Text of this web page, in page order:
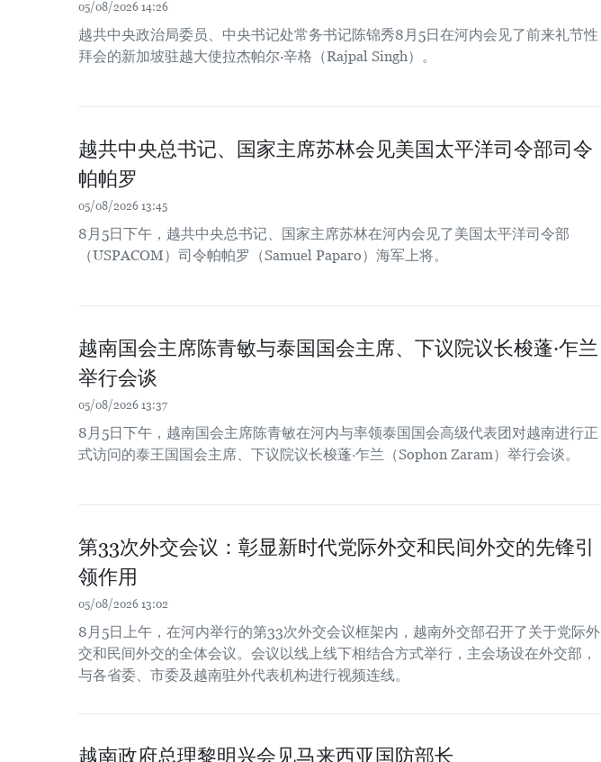
05/08/2026 14:26
越共中央政治局委员、中央书记处常务书记陈锦秀8月5日在河内会见了前来礼节性
拜会的新加坡驻越大使拉杰帕尔·辛格（Rajpal Singh）。
越共中央总书记、国家主席苏林会见美国太平洋司令部司令
帕帕罗
05/08/2026 13:45
8月5日下午，越共中央总书记、国家主席苏林在河内会见了美国太平洋司令部
（USPACOM）司令帕帕罗（Samuel Paparo）海军上将。
越南国会主席陈青敏与泰国国会主席、下议院议长梭蓬·乍兰
举行会谈
05/08/2026 13:37
8月5日下午，越南国会主席陈青敏在河内与率领泰国国会高级代表团对越南进行正
式访问的泰王国国会主席、下议院议长梭蓬·乍兰（Sophon Zaram）举行会谈。
第33次外交会议：彰显新时代党际外交和民间外交的先锋引
领作用
05/08/2026 13:02
8月5日上午，在河内举行的第33次外交会议框架内，越南外交部召开了关于党际外
交和民间外交的全体会议。会议以线上线下相结合方式举行，主会场设在外交部，
与各省委、市委及越南驻外代表机构进行视频连线。
越南政府总理黎明兴会见马来西亚国防部长